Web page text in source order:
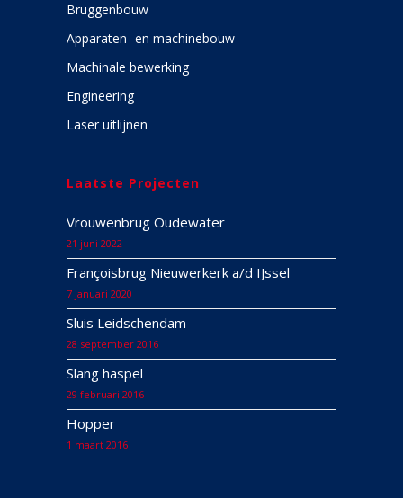
Bruggenbouw
Apparaten- en machinebouw
Machinale bewerking
Engineering
Laser uitlijnen
Laatste Projecten
Vrouwenbrug Oudewater
21 juni 2022
Françoisbrug Nieuwerkerk a/d IJssel
7 januari 2020
Sluis Leidschendam
28 september 2016
Slang haspel
29 februari 2016
Hopper
1 maart 2016